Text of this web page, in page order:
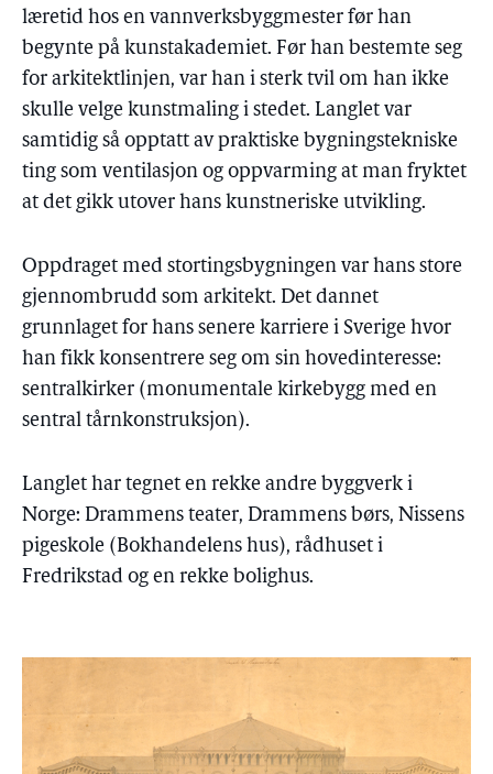
læretid hos en vannverksbyggmester før han
begynte på kunstakademiet. Før han bestemte seg
for arkitektlinjen, var han i sterk tvil om han ikke
skulle velge kunstmaling i stedet. Langlet var
samtidig så opptatt av praktiske bygningstekniske
ting som ventilasjon og oppvarming at man fryktet
at det gikk utover hans kunstneriske utvikling.
Oppdraget med stortingsbygningen var hans store
gjennombrudd som arkitekt. Det dannet
grunnlaget for hans senere karriere i Sverige hvor
han fikk konsentrere seg om sin hovedinteresse:
sentralkirker (monumentale kirkebygg med en
sentral tårnkonstruksjon).
Langlet har tegnet en rekke andre byggverk i
Norge: Drammens teater, Drammens børs, Nissens
pigeskole (Bokhandelens hus), rådhuset i
Fredrikstad og en rekke bolighus.